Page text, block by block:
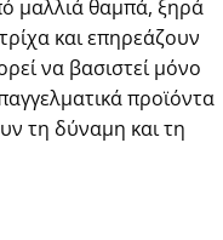
μαλλιά θαμπά, ξηρά
και επηρεάζουν
να βασιστεί μόνο
προϊόντα
τη δύναμη και τη